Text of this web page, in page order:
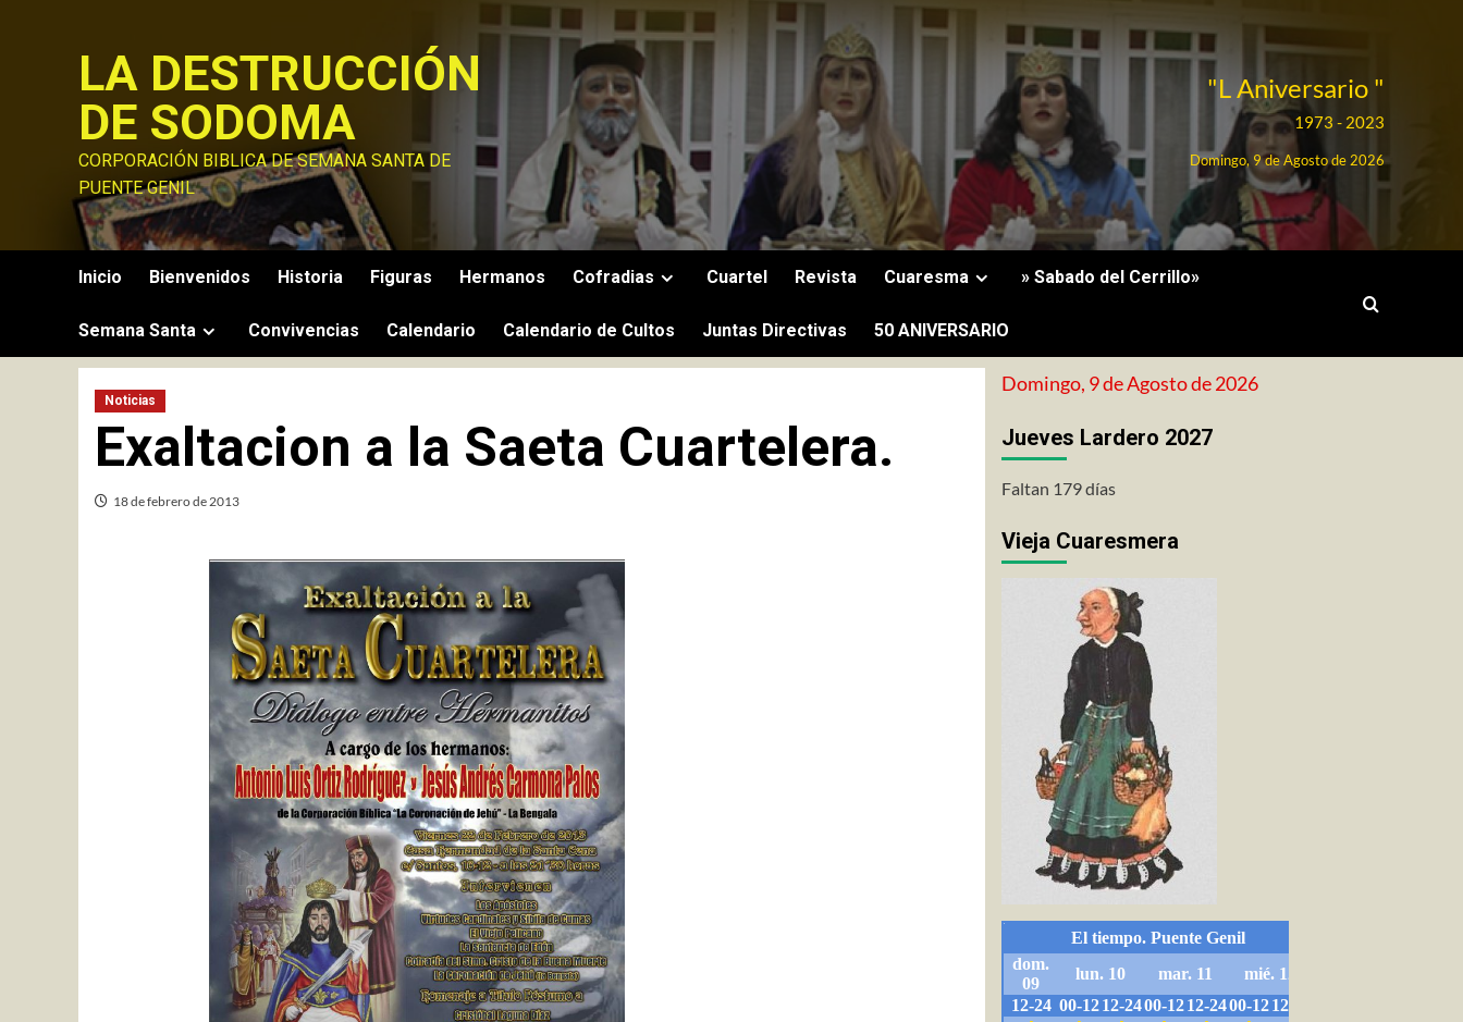
LA DESTRUCCIÓN
DE SODOMA
CORPORACIÓN BIBLICA DE SEMANA SANTA DE
PUENTE GENIL
"L Aniversario "
1973 - 2023
Domingo, 9 de Agosto de 2026
Inicio Bienvenidos Historia Figuras Hermanos Cofradias Cuartel Revista Cuaresma » Sabado del Cerrillo»
Semana Santa Convivencias Calendario Calendario de Cultos Juntas Directivas 50 ANIVERSARIO
Noticias
Exaltacion a la Saeta Cuartelera.
18 de febrero de 2013
Domingo, 9 de Agosto de 2026
Jueves Lardero 2027
Faltan 179 días
Vieja Cuaresmera